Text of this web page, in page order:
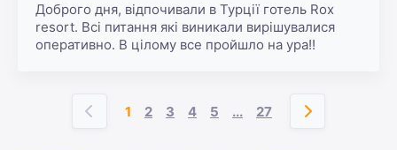
Доброго дня, відпочивали в Турції готель Rox
resort. Всі питання які виникали вирішувалися
оперативно. В цілому все пройшло на ура!!
1 2 3 4 5 ... 27